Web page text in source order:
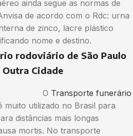
ainda segue as normas de
de acordo com o Rdc: urna
de zinco, lacre plástico
nome e destino.
rodoviário de São Paulo
Outra Cidade
O Transporte funerário
muito utilizado no Brasil para
distâncias mais longas
mortis. No transporte